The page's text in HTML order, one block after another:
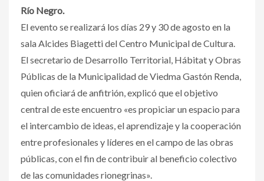
Río Negro.
El evento se realizará los días 29 y 30 de agosto en la
sala Alcides Biagetti del Centro Municipal de Cultura.
El secretario de Desarrollo Territorial, Hábitat y Obras
Públicas de la Municipalidad de Viedma Gastón Renda,
quien oficiará de anfitrión, explicó que el objetivo
central de este encuentro «es propiciar un espacio para
el intercambio de ideas, el aprendizaje y la cooperación
entre profesionales y líderes en el campo de las obras
públicas, con el fin de contribuir al beneficio colectivo
de las comunidades rionegrinas».